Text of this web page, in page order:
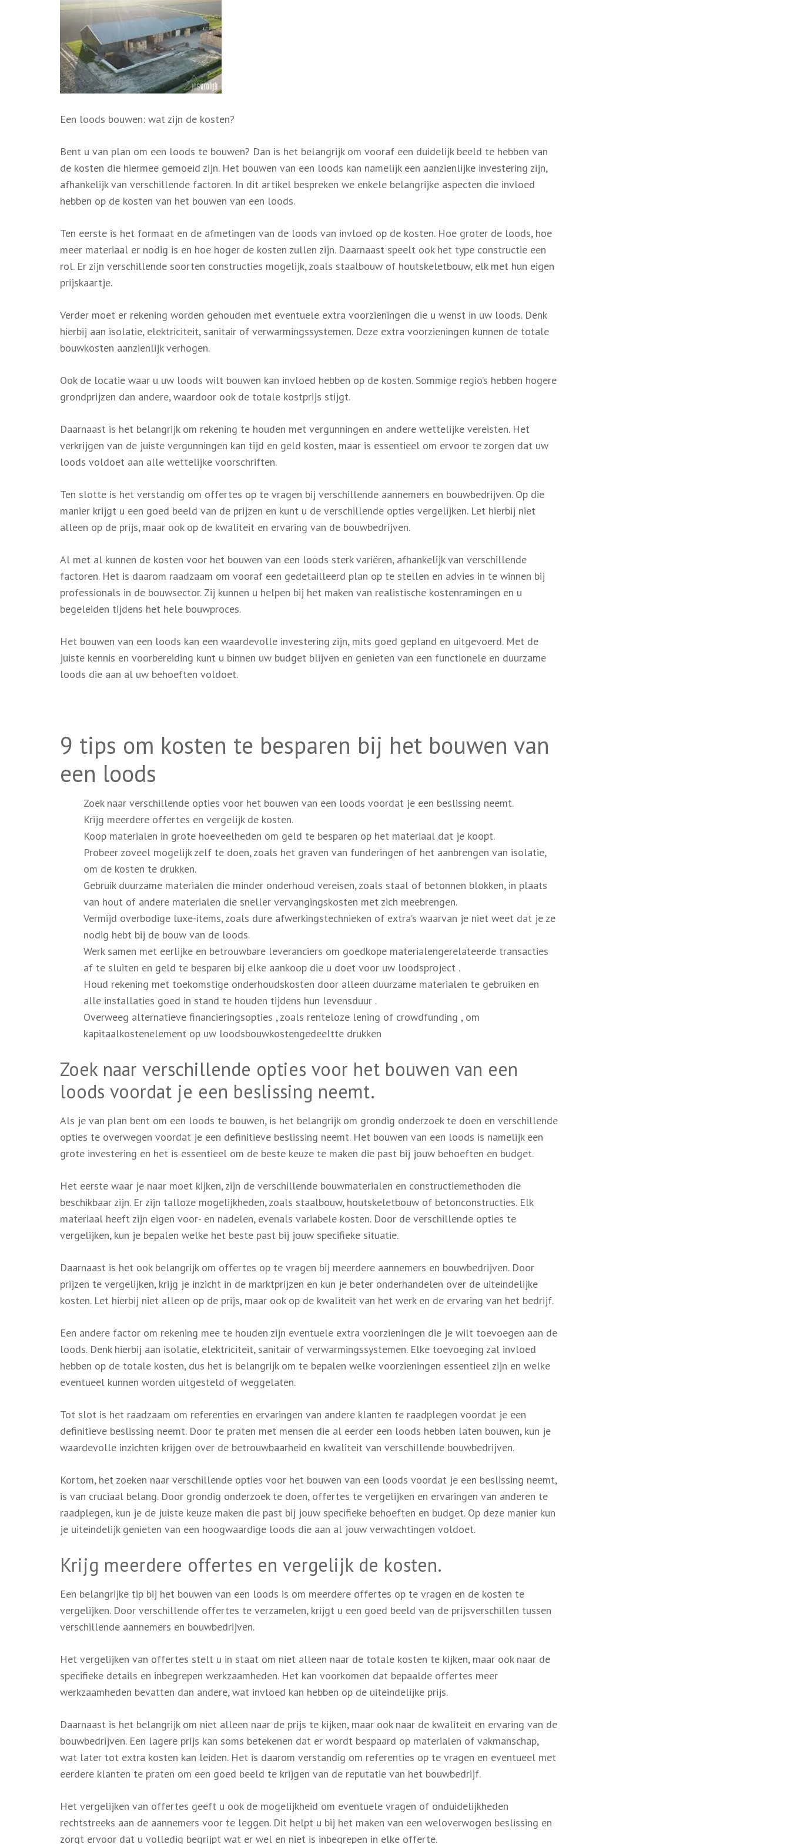
Een loods bouwen: wat zijn de kosten?
Bent u van plan om een loods te bouwen? Dan is het belangrijk om vooraf een duidelijk beeld te hebben van
de kosten die hiermee gemoeid zijn. Het bouwen van een loods kan namelijk een aanzienlijke investering zijn,
afhankelijk van verschillende factoren. In dit artikel bespreken we enkele belangrijke aspecten die invloed
hebben op de kosten van het bouwen van een loods.
Ten eerste is het formaat en de afmetingen van de loods van invloed op de kosten. Hoe groter de loods, hoe
meer materiaal er nodig is en hoe hoger de kosten zullen zijn. Daarnaast speelt ook het type constructie een
rol. Er zijn verschillende soorten constructies mogelijk, zoals staalbouw of houtskeletbouw, elk met hun eigen
prijskaartje.
Verder moet er rekening worden gehouden met eventuele extra voorzieningen die u wenst in uw loods. Denk
hierbij aan isolatie, elektriciteit, sanitair of verwarmingssystemen. Deze extra voorzieningen kunnen de totale
bouwkosten aanzienlijk verhogen.
Ook de locatie waar u uw loods wilt bouwen kan invloed hebben op de kosten. Sommige regio’s hebben hogere
grondprijzen dan andere, waardoor ook de totale kostprijs stijgt.
Daarnaast is het belangrijk om rekening te houden met vergunningen en andere wettelijke vereisten. Het
verkrijgen van de juiste vergunningen kan tijd en geld kosten, maar is essentieel om ervoor te zorgen dat uw
loods voldoet aan alle wettelijke voorschriften.
Ten slotte is het verstandig om offertes op te vragen bij verschillende aannemers en bouwbedrijven. Op die
manier krijgt u een goed beeld van de prijzen en kunt u de verschillende opties vergelijken. Let hierbij niet
alleen op de prijs, maar ook op de kwaliteit en ervaring van de bouwbedrijven.
Al met al kunnen de kosten voor het bouwen van een loods sterk variëren, afhankelijk van verschillende
factoren. Het is daarom raadzaam om vooraf een gedetailleerd plan op te stellen en advies in te winnen bij
professionals in de bouwsector. Zij kunnen u helpen bij het maken van realistische kostenramingen en u
begeleiden tijdens het hele bouwproces.
Het bouwen van een loods kan een waardevolle investering zijn, mits goed gepland en uitgevoerd. Met de
juiste kennis en voorbereiding kunt u binnen uw budget blijven en genieten van een functionele en duurzame
loods die aan al uw behoeften voldoet.
9 tips om kosten te besparen bij het bouwen van
een loods
Zoek naar verschillende opties voor het bouwen van een loods voordat je een beslissing neemt.
Krijg meerdere offertes en vergelijk de kosten.
Koop materialen in grote hoeveelheden om geld te besparen op het materiaal dat je koopt.
Probeer zoveel mogelijk zelf te doen, zoals het graven van funderingen of het aanbrengen van isolatie,
om de kosten te drukken.
Gebruik duurzame materialen die minder onderhoud vereisen, zoals staal of betonnen blokken, in plaats
van hout of andere materialen die sneller vervangingskosten met zich meebrengen.
Vermijd overbodige luxe-items, zoals dure afwerkingstechnieken of extra’s waarvan je niet weet dat je ze
nodig hebt bij de bouw van de loods.
Werk samen met eerlijke en betrouwbare leveranciers om goedkope materialengerelateerde transacties
af te sluiten en geld te besparen bij elke aankoop die u doet voor uw loodsproject .
Houd rekening met toekomstige onderhoudskosten door alleen duurzame materialen te gebruiken en
alle installaties goed in stand te houden tijdens hun levensduur .
Overweeg alternatieve financieringsopties , zoals renteloze lening of crowdfunding , om
kapitaalkostenelement op uw loodsbouwkostengedeeltte drukken
Zoek naar verschillende opties voor het bouwen van een
loods voordat je een beslissing neemt.
Als je van plan bent om een loods te bouwen, is het belangrijk om grondig onderzoek te doen en verschillende
opties te overwegen voordat je een definitieve beslissing neemt. Het bouwen van een loods is namelijk een
grote investering en het is essentieel om de beste keuze te maken die past bij jouw behoeften en budget.
Het eerste waar je naar moet kijken, zijn de verschillende bouwmaterialen en constructiemethoden die
beschikbaar zijn. Er zijn talloze mogelijkheden, zoals staalbouw, houtskeletbouw of betonconstructies. Elk
materiaal heeft zijn eigen voor- en nadelen, evenals variabele kosten. Door de verschillende opties te
vergelijken, kun je bepalen welke het beste past bij jouw specifieke situatie.
Daarnaast is het ook belangrijk om offertes op te vragen bij meerdere aannemers en bouwbedrijven. Door
prijzen te vergelijken, krijg je inzicht in de marktprijzen en kun je beter onderhandelen over de uiteindelijke
kosten. Let hierbij niet alleen op de prijs, maar ook op de kwaliteit van het werk en de ervaring van het bedrijf.
Een andere factor om rekening mee te houden zijn eventuele extra voorzieningen die je wilt toevoegen aan de
loods. Denk hierbij aan isolatie, elektriciteit, sanitair of verwarmingssystemen. Elke toevoeging zal invloed
hebben op de totale kosten, dus het is belangrijk om te bepalen welke voorzieningen essentieel zijn en welke
eventueel kunnen worden uitgesteld of weggelaten.
Tot slot is het raadzaam om referenties en ervaringen van andere klanten te raadplegen voordat je een
definitieve beslissing neemt. Door te praten met mensen die al eerder een loods hebben laten bouwen, kun je
waardevolle inzichten krijgen over de betrouwbaarheid en kwaliteit van verschillende bouwbedrijven.
Kortom, het zoeken naar verschillende opties voor het bouwen van een loods voordat je een beslissing neemt,
is van cruciaal belang. Door grondig onderzoek te doen, offertes te vergelijken en ervaringen van anderen te
raadplegen, kun je de juiste keuze maken die past bij jouw specifieke behoeften en budget. Op deze manier kun
je uiteindelijk genieten van een hoogwaardige loods die aan al jouw verwachtingen voldoet.
Krijg meerdere offertes en vergelijk de kosten.
Een belangrijke tip bij het bouwen van een loods is om meerdere offertes op te vragen en de kosten te
vergelijken. Door verschillende offertes te verzamelen, krijgt u een goed beeld van de prijsverschillen tussen
verschillende aannemers en bouwbedrijven.
Het vergelijken van offertes stelt u in staat om niet alleen naar de totale kosten te kijken, maar ook naar de
specifieke details en inbegrepen werkzaamheden. Het kan voorkomen dat bepaalde offertes meer
werkzaamheden bevatten dan andere, wat invloed kan hebben op de uiteindelijke prijs.
Daarnaast is het belangrijk om niet alleen naar de prijs te kijken, maar ook naar de kwaliteit en ervaring van de
bouwbedrijven. Een lagere prijs kan soms betekenen dat er wordt bespaard op materialen of vakmanschap,
wat later tot extra kosten kan leiden. Het is daarom verstandig om referenties op te vragen en eventueel met
eerdere klanten te praten om een goed beeld te krijgen van de reputatie van het bouwbedrijf.
Het vergelijken van offertes geeft u ook de mogelijkheid om eventuele vragen of onduidelijkheden
rechtstreeks aan de aannemers voor te leggen. Dit helpt u bij het maken van een weloverwogen beslissing en
zorgt ervoor dat u volledig begrijpt wat er wel en niet is inbegrepen in elke offerte.